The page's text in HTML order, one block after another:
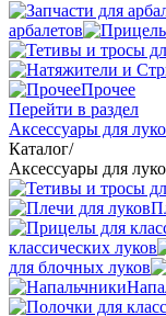
арбалетов
Прочее
Перейти в раздел
Аксессуары для
Каталог/
Аксессуары для
классических луков
для блочных луков